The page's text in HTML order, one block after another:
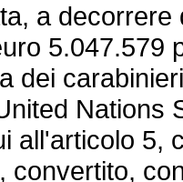
a decorrere
5.047.579
dei
Nations
all'articolo 5,
, convertito,